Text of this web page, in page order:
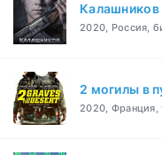
Калашников
2020, Россия,
2 могилы в
2020, Франция,